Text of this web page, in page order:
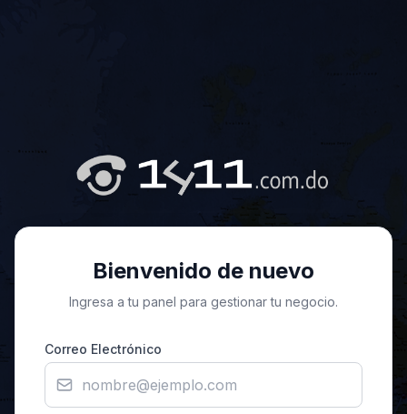
Bienvenido de nuevo
Ingresa a tu panel para gestionar tu negocio.
Correo Electrónico